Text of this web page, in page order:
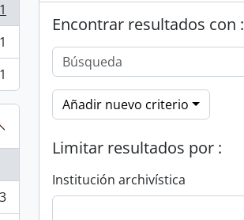
1
Encontrar resultados con :
Añadir nuevo criterio
Limitar resultados por :
Institución archivística